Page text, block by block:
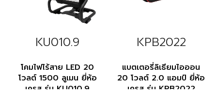
KU010.9
โคมไฟไร้สาย LED 20
โวลต์ 1500 ลูเมน ยี่ห้อ
เครส รุ่น KU010.9
KPB2022
แบตเตอรี่ลิเธียมไอออน
20 โวลต์ 2.0 แอมป์ ยี่ห้อ
เครส รุ่น KPB2022